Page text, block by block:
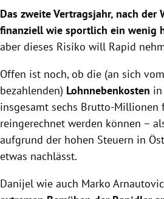
Das zweite Vertragsjahr, nach der
finanziell wie sportlich ein wenig
aber dieses Risiko will Rapid
Offen ist noch, ob die (an sich
bezahlenden) Lohnnebenkosten
insgesamt sechs Brutto-Millionen
reingerechnet werden können –
aufgrund der hohen Steuern in
etwas nachlässt.
Danijel wie auch Marko